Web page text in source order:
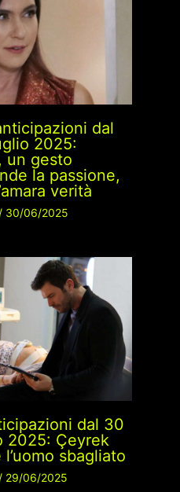
dal
2025:
un gesto
la passione,
verità
30/06/2025
dal 30
2025: Çeyrek
sbagliato
29/06/2025